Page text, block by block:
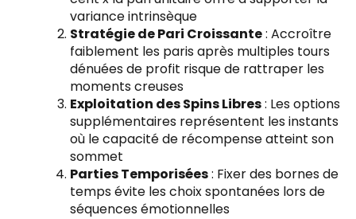
variance intrinsèque
Stratégie de Pari Croissante: Accroître
faiblement les paris après multiples tours
dénuées de profit risque de rattraper les
moments creuses
Exploitation des Spins Libres: Les options
supplémentaires représentent les instants
où le capacité de récompense atteint son
sommet
Parties Temporisées: Fixer des bornes de
temps évite les choix spontanées lors de
séquences émotionnelles